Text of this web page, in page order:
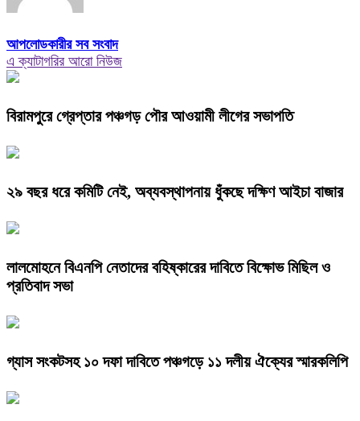
আপলোডকারীর সব সংবাদ
এ ক্যাটাগরির আরো নিউজ
বিরামপুরে গ্রেপ্তার পঞ্চগড় পৌর আওয়ামী লীগের সভাপতি
২৯ বছর ধরে কমিটি নেই, অব্যবস্থাপনায় ধুঁকছে দক্ষিণ আইচা বাজার
লালমোহনে বিএনপি নেতাদের বহিষ্কারের দাবিতে বিক্ষোভ মিছিল ও
প্রতিবাদ সভা
গ্যাস সংকটসহ ১০ দফা দাবিতে পঞ্চগড়ে ১১ দলীয় ঐক্যের স্মারকলিপি